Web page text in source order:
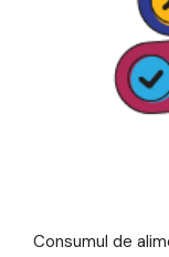
Consumul de